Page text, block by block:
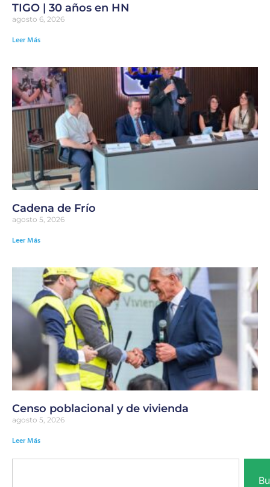
TIGO | 30 años en HN
agosto 6, 2026
Leer Más
Cadena de Frío
agosto 5, 2026
Leer Más
Censo poblacional y de vivienda
agosto 5, 2026
Leer Más